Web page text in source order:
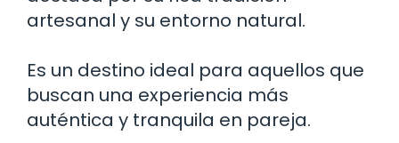
artesanal y su entorno natural.
Es un destino ideal para aquellos que
buscan una experiencia más
auténtica y tranquila en pareja.